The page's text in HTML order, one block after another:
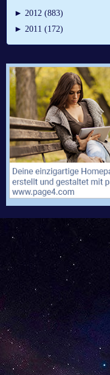
► 2012 (883)
► 2011 (172)